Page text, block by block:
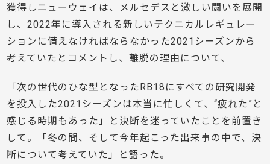
獲得しニューウェイは、メルセデスと激しい闘いを展開
し、2022年に導入される新しいテクニカルレギュレー
ションに備えなければならなかった2021シーズンから
考えていたとコメントし、離脱の理由について、
「次の世代のひな型となったRB18にすべての研究開発
を投入した2021シーズンは本当に忙しくて、“疲れた”と
感じる時期もあった」と決断を迷っていたことを前置き
して。「冬の間、そして今年起こった出来事の中で、決
断について考えていた」と語った。